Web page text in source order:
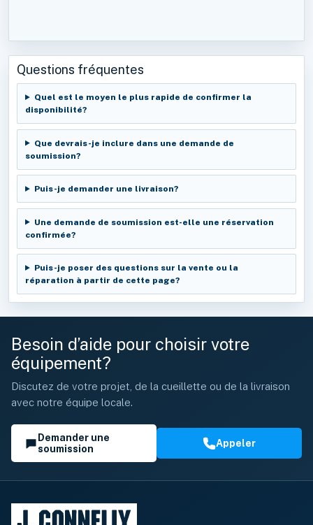
Questions fréquentes
Quel est le moyen le plus rapide de confirmer la
disponibilité?
Que devrais-je inclure dans une demande de
soumission?
Puis-je demander une livraison?
Une demande de soumission est-elle une réservation
confirmée?
Puis-je poser des questions sur la vente ou la
réparation à partir de cette page?
Besoin d’aide pour choisir votre
équipement?
Discutez de votre projet, de la cueillette ou de la livraison
avec notre équipe locale.
Demander une
soumission
Appeler